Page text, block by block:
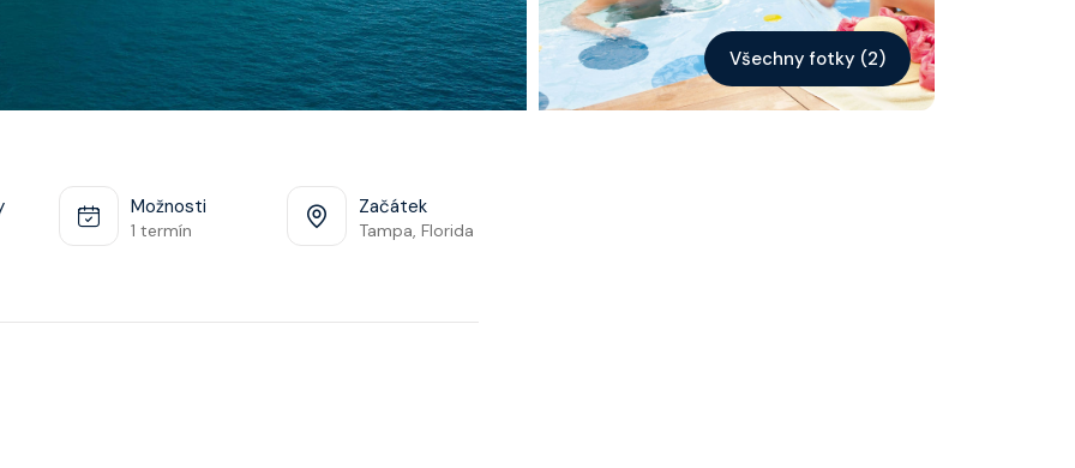
Všechny fotky (2)
Možnosti
1 termín
Začátek
Tampa, Florida